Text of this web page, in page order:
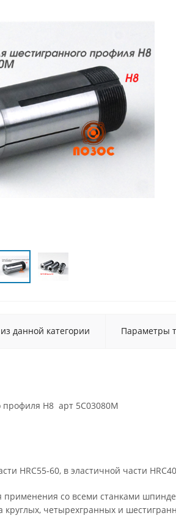
данной категории Параметры
H8 арт 5C03080M
HRC55-60, в эластичной части
со всеми станками
круглых, четырехгранных и